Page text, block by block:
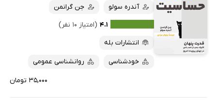
آندره سولو
جن گرانمن
۴.۱ (امتیاز ۱۰ نفر)
انتشارات بله
خودشناسی روانشناسی عمومی
۳۵,۰۰۰ تومان